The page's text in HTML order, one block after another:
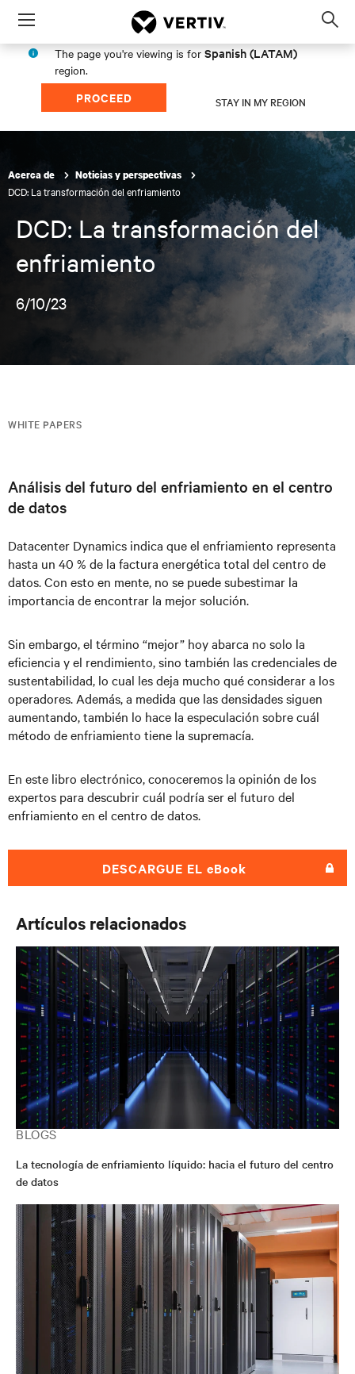
Menu
The page you're viewing is for Spanish (LATAM)
region.
PROCEED STAY IN MY REGION
Acerca de Noticias y perspectivas
DCD: La transformación del enfriamiento
DCD: La transformación del
enfriamiento
6/10/23
WHITE PAPERS
Análisis del futuro del enfriamiento en el centro
de datos
Datacenter Dynamics indica que el enfriamiento representa
hasta un 40 % de la factura energética total del centro de
datos. Con esto en mente, no se puede subestimar la
importancia de encontrar la mejor solución.
Sin embargo, el término “mejor” hoy abarca no solo la
eficiencia y el rendimiento, sino también las credenciales de
sustentabilidad, lo cual les deja mucho qué considerar a los
operadores. Además, a medida que las densidades siguen
aumentando, también lo hace la especulación sobre cuál
método de enfriamiento tiene la supremacía.
En este libro electrónico, conoceremos la opinión de los
expertos para descubrir cuál podría ser el futuro del
enfriamiento en el centro de datos.
DESCARGUE EL eBook
Artículos relacionados
BLOGS
La tecnología de enfriamiento líquido: hacia el futuro del centro
de datos